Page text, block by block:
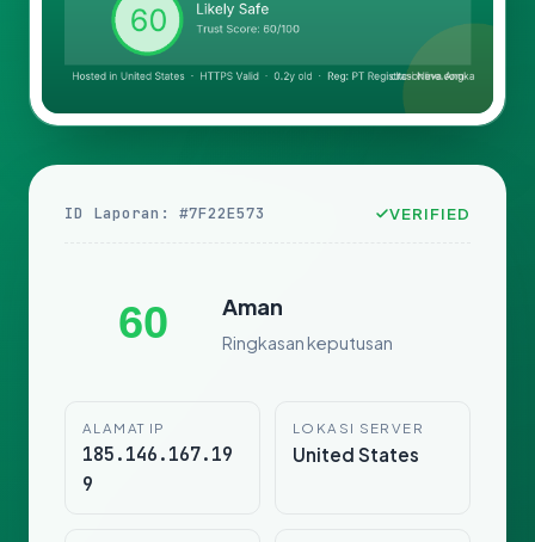
ID Laporan: #7F22E573 VERIFIED
60 Aman
Ringkasan keputusan
ALAMAT IP
185.146.167.19
9
LOKASI SERVER
United States